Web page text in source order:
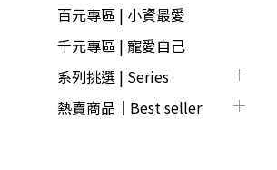
百元專區 | 小資最愛
千元專區 | 寵愛自己
系列挑選 | Series
熱賣商品│Best seller